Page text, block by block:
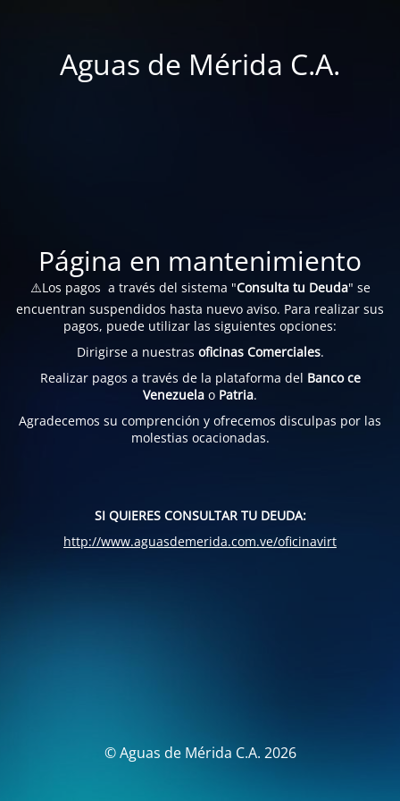
Aguas de Mérida C.A.
Página en mantenimiento
⚠️Los pagos a través del sistema "Consulta tu Deuda" se
encuentran suspendidos hasta nuevo aviso. Para realizar sus
pagos, puede utilizar las siguientes opciones:
Dirigirse a nuestras oficinas Comerciales.
Realizar pagos a través de la plataforma del Banco ce
Venezuela o Patria.
Agradecemos su comprención y ofrecemos disculpas por las
molestias ocacionadas.
SI QUIERES CONSULTAR TU DEUDA:
http://www.aguasdemerida.com.ve/oficinavirt
© Aguas de Mérida C.A. 2026